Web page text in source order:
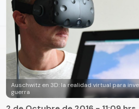
Auschwitz en 3D: la realidad virtual para
guerra